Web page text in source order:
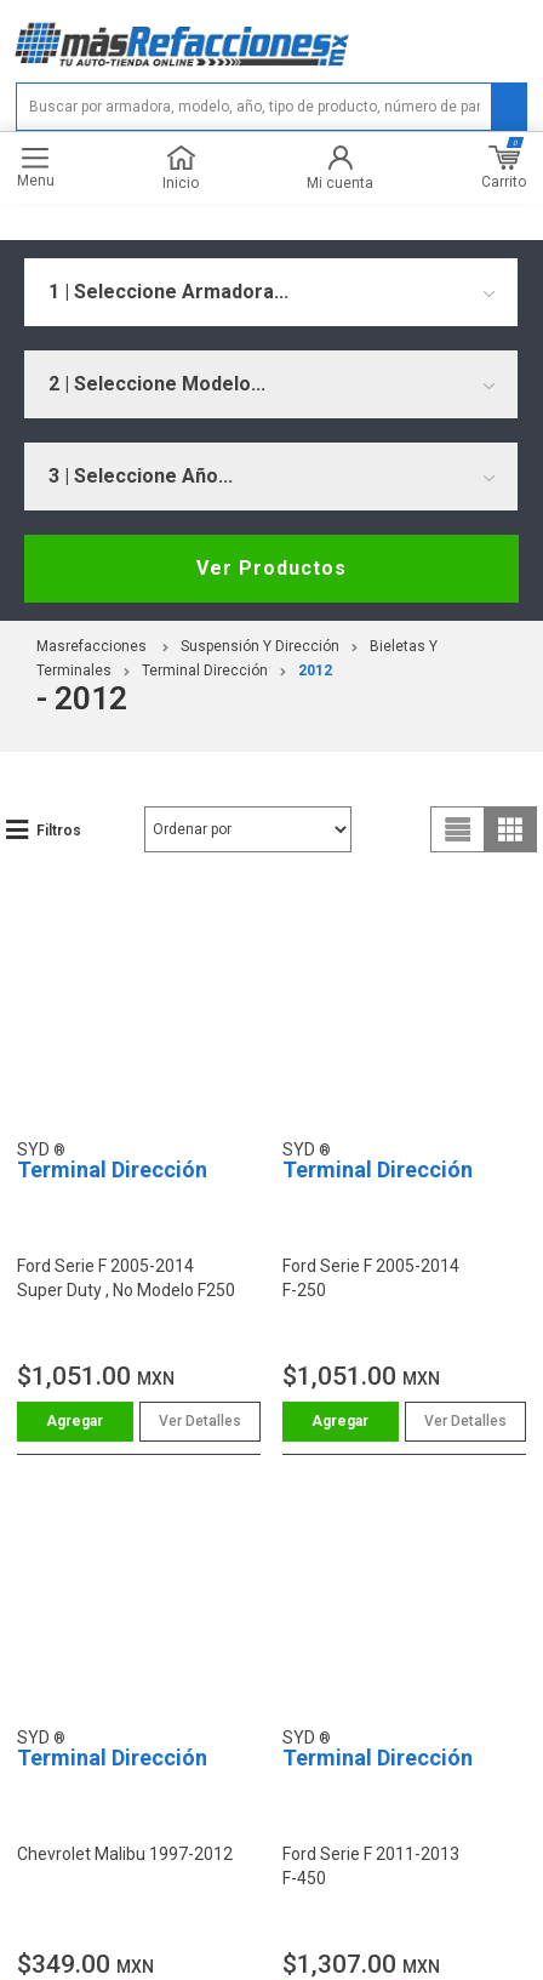
Menu Inicio Mi cuenta Carrito
0
1 | Seleccione Armadora...
2 | Seleccione Modelo...
3 | Seleccione Año...
Ver Productos
Masrefacciones Suspensión Y Dirección
Bieletas Y
Terminales
Terminal Dirección 2012
- 2012
Filtros
SYD
Terminal Dirección
Ford Serie F 2005-2014
Super Duty , No Modelo F250
$1,051.00 MXN
Ver Detalles
SYD
Terminal Dirección
Ford Serie F 2005-2014
F-250
$1,051.00 MXN
Ver Detalles
SYD
Terminal Dirección
Chevrolet Malibu 1997-2012
$349.00 MXN
SYD
Terminal Dirección
Ford Serie F 2011-2013
F-450
$1,307.00 MXN